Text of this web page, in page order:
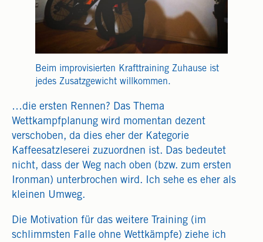
Beim improvisierten Krafttraining Zuhause ist
jedes Zusatzgewicht willkommen.
…die ersten Rennen? Das Thema
Wettkampfplanung wird momentan dezent
verschoben, da dies eher der Kategorie
Kaffeesatzleserei zuzuordnen ist. Das bedeutet
nicht, dass der Weg nach oben (bzw. zum ersten
Ironman) unterbrochen wird. Ich sehe es eher als
kleinen Umweg.
Die Motivation für das weitere Training (im
schlimmsten Falle ohne Wettkämpfe) ziehe ich